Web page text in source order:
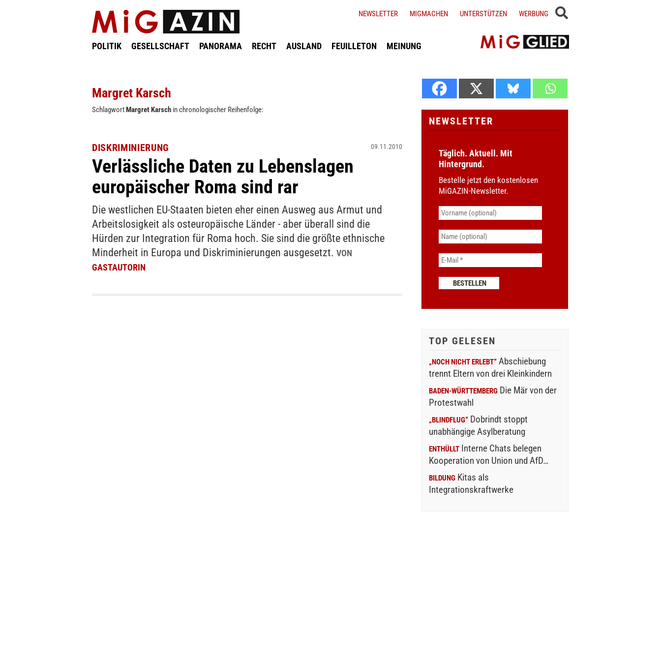
POLITIK GESELLSCHAFT PANORAMA RECHT AUSLAND FEUILLETON MEINUNG
NEWSLETTER MIGMACHEN UNTERSTÜTZEN WERBUNG
Margret Karsch
SchlagwortMargret Karsch in chronologischer Reihenfolge:
DISKRIMINIERUNG
Verlässliche Daten zu Lebenslagen
europäischer Roma sind rar
09.11.2010
Die westlichen EU-Staaten bieten eher einen Ausweg aus Armut und
Arbeitslosigkeit als osteuropäische Länder - aber überall sind die
Hürden zur Integration für Roma hoch. Sie sind die größte ethnische
Minderheit in Europa und Diskriminierungen ausgesetzt. VON
GASTAUTORIN
NEWSLETTER
Täglich. Aktuell. Mit
Hintergrund.
Bestelle jetzt den kostenlosen
MiGAZIN-Newsletter.
TOP GELESEN
„NOCH NICHT ERLEBT“ Abschiebung
trennt Eltern von drei Kleinkindern
BADEN-WÜRTTEMBERG Die Mär von der
Protestwahl
„BLINDFLUG“ Dobrindt stoppt
unabhängige Asylberatung
ENTHÜLLT Interne Chats belegen
Kooperation von Union und AfD…
BILDUNG Kitas als
Integrationskraftwerke